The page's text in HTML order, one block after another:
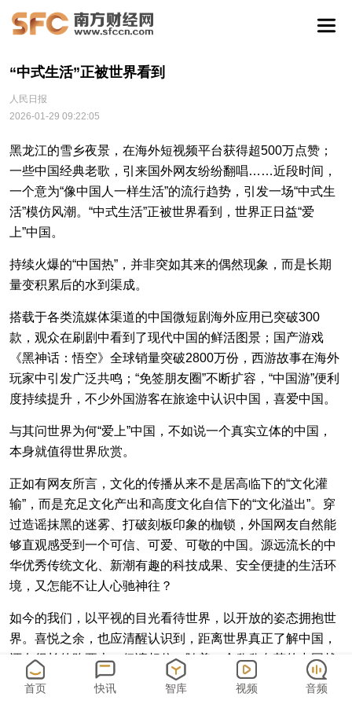
“中式生活”正被世界看到
人民日报
2026-01-29 09:22:05
黑龙江的雪乡夜景，在海外短视频平台获得超500万点赞；
一些中国经典老歌，引来国外网友纷纷翻唱……近段时间，
一个意为“像中国人一样生活”的流行趋势，引发一场“中式生
活”模仿风潮。“中式生活”正被世界看到，世界正日益“爱
上”中国。
持续火爆的“中国热”，并非突如其来的偶然现象，而是长期
量变积累后的水到渠成。
搭载于各类流媒体渠道的中国微短剧海外应用已突破300
款，观众在刷剧中看到了现代中国的鲜活图景；国产游戏
《黑神话：悟空》全球销量突破2800万份，西游故事在海外
玩家中引发广泛共鸣；“免签朋友圈”不断扩容，“中国游”便利
度持续提升，不少外国游客在旅途中认识中国，喜爱中国。
与其问世界为何“爱上”中国，不如说一个真实立体的中国，
本身就值得世界欣赏。
正如有网友所言，文化的传播从来不是居高临下的“文化灌
输”，而是充足文化产出和高度文化自信下的“文化溢出”。穿
过造谣抹黑的迷雾、打破刻板印象的枷锁，外国网友自然能
够直观感受到一个可信、可爱、可敬的中国。源远流长的中
华优秀传统文化、新潮有趣的科技成果、安全便捷的生活环
境，又怎能不让人心驰神往？
如今的我们，以平视的目光看待世界，以开放的姿态拥抱世
界。喜悦之余，也应清醒认识到，距离世界真正了解中国，
还有很长的路要走。但请相信，随着一个欣欣向荣的中国越
来越被世界看见，中国与世界一定能收获更多同频共振。在
首页 快讯 智库 视频 音频